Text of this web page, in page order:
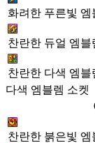
화려한 푸른빛
찬란한 듀얼 엠
찬란한 다색 엠
다색 엠블렘 소켓
찬란한 붉은빛